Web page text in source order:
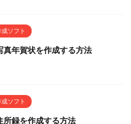
ソフト
真年賀状を作成する方法
ソフト
所録を作成する方法